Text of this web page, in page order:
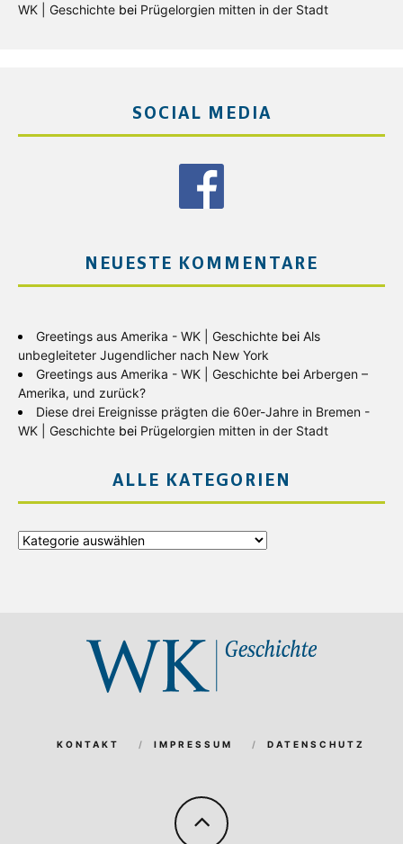
WK | Geschichte bei Prügelorgien mitten in der Stadt
SOCIAL MEDIA
NEUESTE KOMMENTARE
Greetings aus Amerika - WK | Geschichte bei Als
unbegleiteter Jugendlicher nach New York
Greetings aus Amerika - WK | Geschichte bei Arbergen –
Amerika, und zurück?
Diese drei Ereignisse prägten die 60er-Jahre in Bremen -
WK | Geschichte bei Prügelorgien mitten in der Stadt
ALLE KATEGORIEN
Alle
KONTAKT IMPRESSUM DATENSCHUTZ